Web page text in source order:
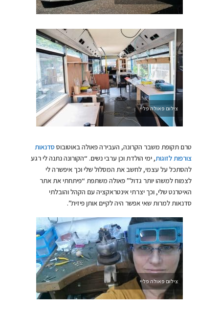
צילום פאולה פליי
טרם תקופת משבר הקרונה, העבירה פאולה באוטובוססדנאות
צורפות לזוגות, ימי הולדת וכן ערבי נשים. “הקורונה נתנה לי רגע
להסתכל על עצמי, לחשב את המסלול שלי וכך איפשרה לי
לצמוח למשהו יותר גדול” פאולה משתפת “פיתחתי את אתר
האיטרנט שלי, וכך יצרתי אינטראקציה עם הקהל והובלתי
סדנאות למרות שאי אפשר היה לקיים אותן פיזית”.
צילום פאולה פליי